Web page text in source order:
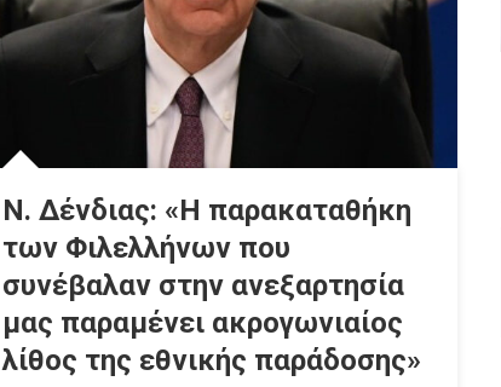
Ν. Δένδιας: «Η παρακαταθήκη
των Φιλελλήνων που
συνέβαλαν στην ανεξαρτησία
μας παραμένει ακρογωνιαίος
λίθος της εθνικής παράδοσης»